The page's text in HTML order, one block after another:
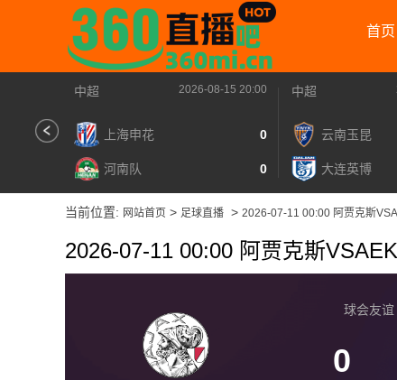
首页
中超 2026-08-15 20:00
上海申花 0
河南队 0
中超
云南玉昆
大连英博
当前位置: 网站首页 > 足球直播 > 2026-07-11 00:00 阿贾克斯
2026-07-11 00:00 阿贾克斯
球会友
0